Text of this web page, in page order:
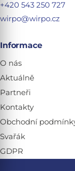
+420 543 250 727
wirpo@wirpo.cz
Informace
O nás
Aktuálně
Partneři
Kontakty
Obchodní
Svařák
GDPR